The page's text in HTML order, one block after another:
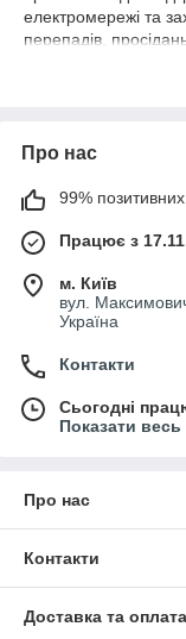
електромережі та
перепадів,
електроприладів,
У каталозі
магазину,
купити однофазні та
потужності для
електромережі.
Стабілізатори
холодильників
телевізорів та
комп'ютерів і
кондиціонерів
офісного,
обладнання.
Під час вибору
тип мережі (220 В
обладнання,
Про нас
99% позитивних
Працює з
м. Київ
вул.
Україна
Контакти
Сьогодні
Показати
Про нас
Контакти
Доставка та оплата